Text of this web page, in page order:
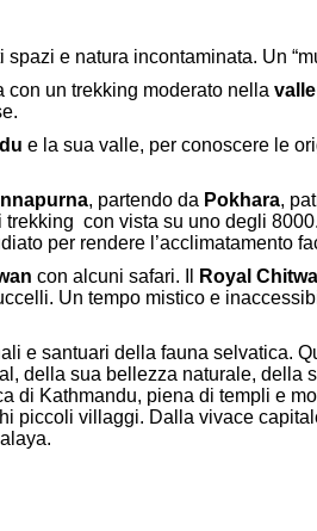
e natura incontaminata. Un
con un trekking moderato nella
e la sua valle, per conoscere le
, partendo da Pokhara,
con vista su uno degli
per rendere l’acclimatamento
con alcuni safari. Il Royal
Un tempo mistico e
e santuari della fauna selvatica.
della sua bellezza naturale, della
Kathmandu, piena di templi e
piccoli villaggi. Dalla vivace